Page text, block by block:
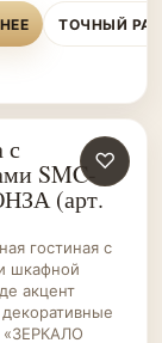
ТОЧНЫЙ
НА ЗАКАЗ
♡
с
SMC-
(арт.
гостиная с
шкафной
акцент
«ЗЕРКАЛО